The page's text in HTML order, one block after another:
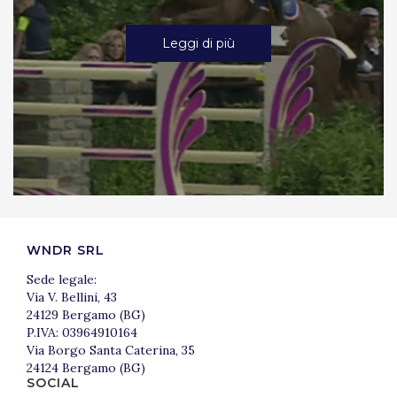
Leggi di più
WNDR SRL
Sede legale:
Via V. Bellini, 43
24129 Bergamo (BG)
P.IVA: 03964910164
Via Borgo Santa Caterina, 35
24124 Bergamo (BG)
SOCIAL